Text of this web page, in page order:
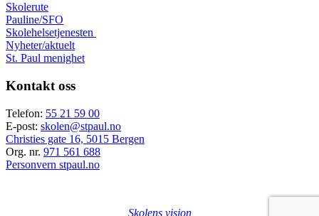
Skolerute
Pauline/SFO
Skolehelsetjenesten
Nyheter/aktuelt
St. Paul menighet
Kontakt oss
Telefon: 55 21 59 00
E-post: skolen@stpaul.no
Christies gate 16, 5015 Bergen
Org. nr. 971 561 688
Personvern stpaul.no
Skolens visjon